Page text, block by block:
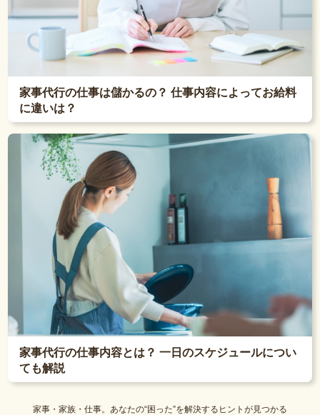
家事代行の仕事は儲かるの？ 仕事内容によってお給料
に違いは？
家事代行の仕事内容とは？ 一日のスケジュールについ
ても解説
家事・家族・仕事。あなたの“困った”を解決するヒントが見つかる